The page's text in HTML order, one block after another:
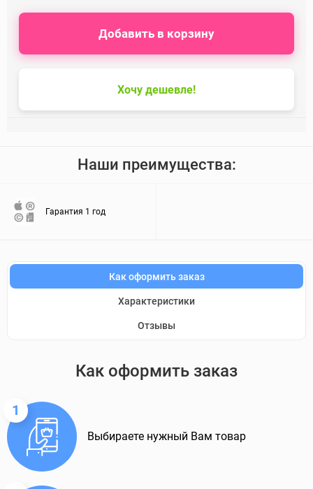
Хочу дешевле!
Добавить в корзину
Наши преимущества:
Гарантия 1 год
Как оформить заказ
Характеристики
Отзывы
Как оформить заказ
1
Выбираете нужный Вам товар